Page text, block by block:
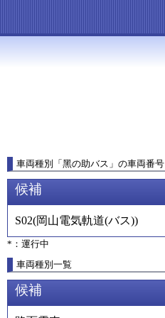
車両種別 「 黑の助バス 」 の車両番号
候補
S02(岡山電気軌道(バス))
*：運行中
車両種別一覧
候補